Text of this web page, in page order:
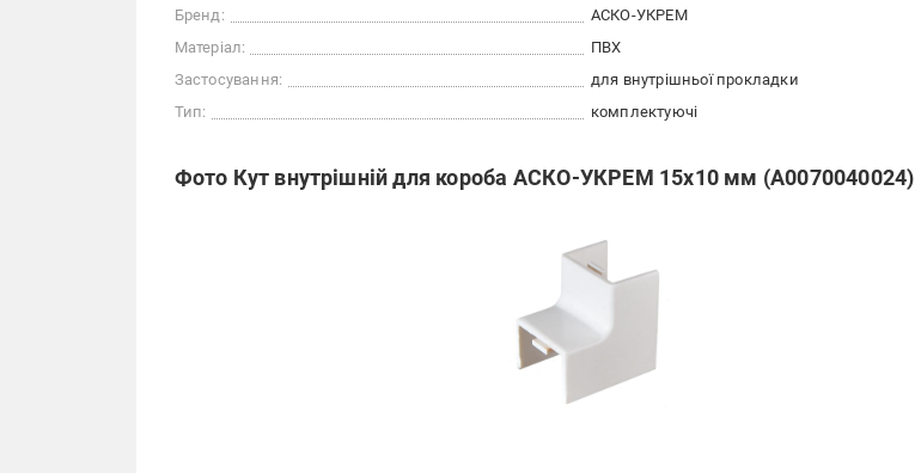
Бренд:
АСКО-УКРЕМ
Матеріал:
ПВХ
Застосування:
для внутрішньої прокладки
Тип:
комплектуючі
Фото Кут внутрішній для короба АСКО-УКРЕМ 15х10 мм (A0070040024)